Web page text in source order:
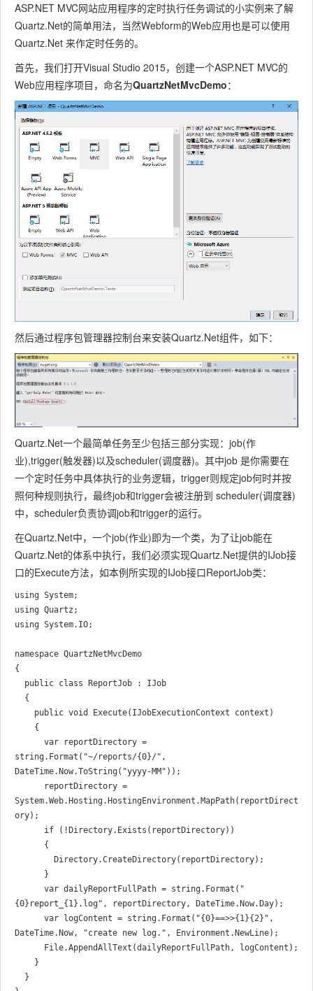
ASP.NET MVC网站应用程序的定时执行任务调试的小实例来了解
Quartz.Net的简单用法，当然Webform的Web应用也是可以使用
Quartz.Net 来作定时任务的。
首先，我们打开Visual Studio 2015，创建一个ASP.NET MVC的
Web应用程序项目，命名为QuartzNetMvcDemo：
然后通过程序包管理器控制台来安装Quartz.Net组件，如下：
Quartz.Net一个最简单任务至少包括三部分实现：job(作
业),trigger(触发器)以及scheduler(调度器)。其中job 是你需要在
一个定时任务中具体执行的业务逻辑，trigger则规定job何时并按
照何种规则执行，最终job和trigger会被注册到 scheduler(调度器)
中，scheduler负责协调job和trigger的运行。
在Quartz.Net中，一个job(作业)即为一个类，为了让job能在
Quartz.Net的体系中执行，我们必须实现Quartz.Net提供的IJob接
口的Execute方法，如本例所实现的IJob接口ReportJob类：
using System;
using Quartz;
using System.IO;
namespace QuartzNetMvcDemo
{
string.Format("~/reports/{0}/",
DateTime.Now.ToString("yyyy-MM"));
System.Web.Hosting.HostingEnvironment.MapPath(reportDirect
ory);
{0}report_{1}.log", reportDirectory, DateTime.Now.Day);
DateTime.Now, "create new log.", Environment.NewLine);